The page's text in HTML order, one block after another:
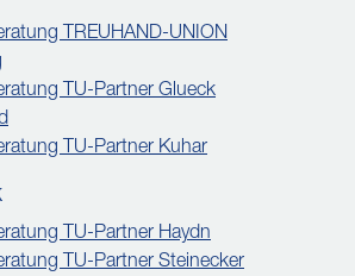
TREUHAND-UNION
TU-Partner Glueck
TU-Partner Kuhar
TU-Partner Haydn
TU-Partner Steinecker